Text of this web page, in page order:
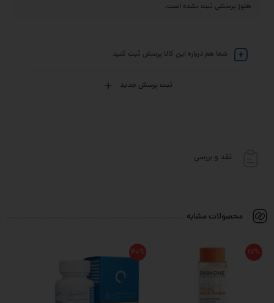
هنوز پرسشی ثبت نشده است.
شما هم درباره این کالا پرسش ثبت کنید
ثبت پرسش جدید
نقد و بررسی
محصولات مشابه
17%
40%